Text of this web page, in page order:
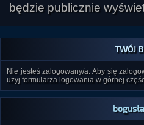
będzie publicznie
TWÓJ
Nie jesteś zalogowany/a. Aby się
użyj formularza logowania w górnej